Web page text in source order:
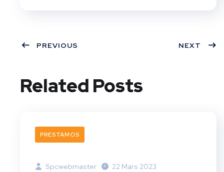
PREVIOUS NEXT
Related Posts
PRESTAMOS
Spcwebmaster 22 Mars 2023